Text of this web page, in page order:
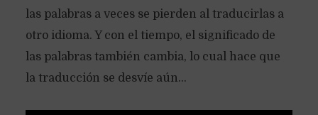
las palabras a veces se pierden al traducirlas a
otro idioma. Y con el tiempo, el significado de
las palabras también cambia, lo cual hace que
la traducción se desvíe aún...